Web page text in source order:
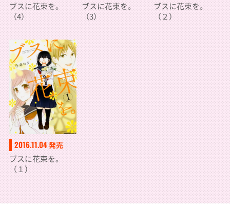
ブスに花束を。
（4）
ブスに花束を。
（3）
ブスに花束を。
（２）
2016.11.04発売
ブスに花束を。
（１）